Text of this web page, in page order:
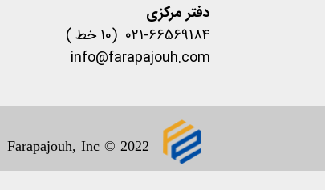
​​​​​​​دفتر مرکزی
۰۲۱-66569184 (10 خط )
info@farapajouh.com
Farapajouh, Inc © 2022